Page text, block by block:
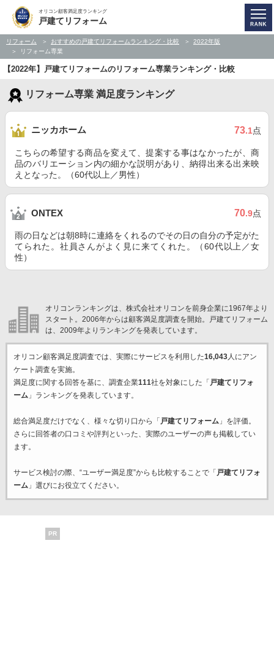
オリコン顧客満足度ランキング
戸建てリフォーム
リフォーム おすすめの戸建てリフォームランキング・比較
2022年版
リフォーム専業
【2022年】戸建てリフォームのリフォーム専業ランキング・比較
リフォーム専業 満足度ランキング
ニッカホーム 73.1点
こちらの希望する商品を変えて、提案する事はなかったが、商
品のバリエーション内の細かな説明があり、納得出来る出来映
えとなった。（60代以上／男性）
ONTEX 70.9点
雨の日などは朝8時に連絡をくれるのでその日の自分の予定がた
てられた。社員さんがよく見に来てくれた。（60代以上／女
性）
オリコンランキングは、株式会社オリコンを前身企業に1967年より
スタート。2006年からは顧客満足度調査を開始。戸建てリフォーム
は、2009年よりランキングを発表しています。
オリコン顧客満足度調査では、実際にサービスを利用した16,043人にアン
ケート調査を実施。
満足度に関する回答を基に、調査企業111社を対象にした「 戸建てリフォ
ーム」ランキングを発表しています。
総合満足度だけでなく、様々な切り口から「 戸建てリフォーム」を評価。
さらに回答者の口コミや評判といった、実際のユーザーの声も掲載してい
ます。
サービス検討の際、“ユーザー満足度”からも比較することで「 戸建てリフォ
ーム」選びにお役立てください。
PR